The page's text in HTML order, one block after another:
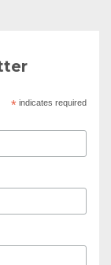
*indicates required